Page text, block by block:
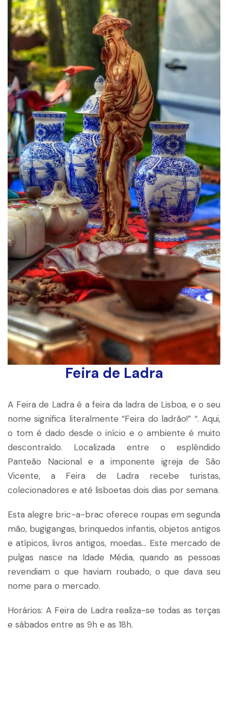
Feira de Ladra
A Feira de Ladra é a feira da ladra de Lisboa, e o seu
nome significa literalmente “Feira do ladrão!” “. Aqui,
o tom é dado desde o início e o ambiente é muito
descontraído. Localizada entre o esplêndido
Panteão Nacional e a imponente igreja de São
Vicente, a Feira de Ladra recebe turistas,
colecionadores e até lisboetas dois dias por semana.
Esta alegre bric-a-brac oferece roupas em segunda
mão, bugigangas, brinquedos infantis, objetos antigos
e atípicos, livros antigos, moedas… Este mercado de
pulgas nasce na Idade Média, quando as pessoas
revendiam o que haviam roubado, o que dava seu
nome para o mercado.
Horários: A Feira de Ladra realiza-se todas as terças
e sábados entre as 9h e as 18h.